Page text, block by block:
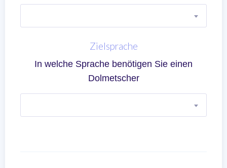
Zielsprache
In welche Sprache benötigen Sie einen
Dolmetscher